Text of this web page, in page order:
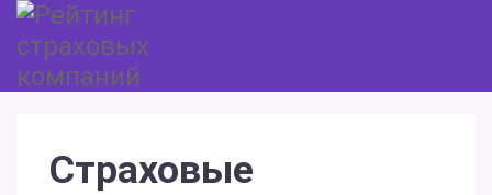
Страховые